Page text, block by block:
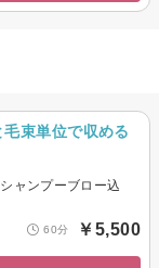
束単位で収める
ャンプーブロー込
60分 ￥5,500